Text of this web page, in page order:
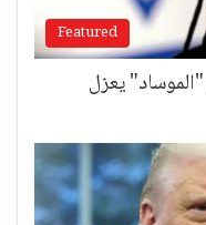
Featured
يعزل